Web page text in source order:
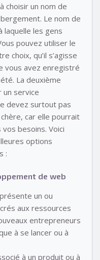
choisir un nom de
Le nom de
laquelle les gens
pouvez utiliser le
choix, qu’il s’agisse
vous avez enregistré
La deuxième
un service
devez surtout pas
car elle pourrait
besoins. Voici
options
:
de web
un ou
aux ressources
entrepreneurs
à se lancer ou à
à un produit ou à